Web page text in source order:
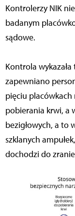
Kontrolerzy NIK
badanym
sądowe.
Kontrola
zapewniano
pięciu placówkach
pobierania krwi, a
bezigłowych, a to
szklanych
dochodzi do